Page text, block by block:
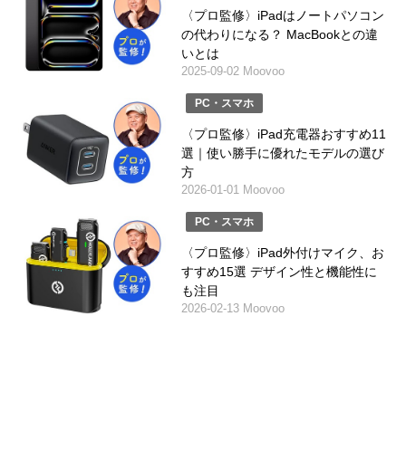
〈プロ監修〉iPadはノートパソコン
の代わりになる？ MacBookとの違
いとは
2025-09-02 Moovoo
PC・スマホ
〈プロ監修〉iPad充電器おすすめ11
選｜使い勝手に優れたモデルの選び
方
2026-01-01 Moovoo
PC・スマホ
〈プロ監修〉iPad外付けマイク、お
すすめ15選 デザイン性と機能性に
も注目
2026-02-13 Moovoo